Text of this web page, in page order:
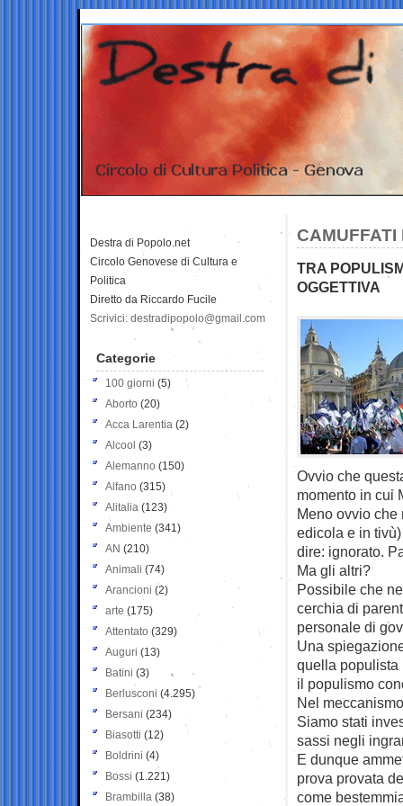
CAMUFFATI
TRA
OGGETTIVA
Ovvio che
momento in cui
Meno ovvio
edicola e in
dire: ignorato.
Ma gli altri?
Possibile che
cerchia di
personale di
Una
quella populista
il populismo
Nel
Siamo stati
sassi negli
E dunque
prova provata
come
Destra di Popolo.net
Circolo Genovese di Cultura e
Politica
Diretto da Riccardo Fucile
Scrivici: destradipopolo@gmail.com
Categorie
100 giorni (5)
Aborto (20)
Acca Larentia (2)
Alcool (3)
Alemanno (150)
Alfano (315)
Alitalia (123)
Ambiente (341)
AN (210)
Animali (74)
Arancioni (2)
arte (175)
Attentato (329)
Auguri (13)
Batini (3)
Berlusconi (4.295)
Bersani (234)
Biasotti (12)
Boldrini (4)
Bossi (1.221)
Brambilla (38)